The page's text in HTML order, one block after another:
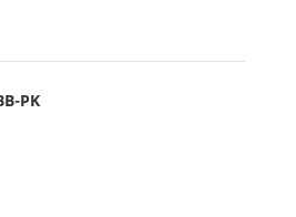
PK